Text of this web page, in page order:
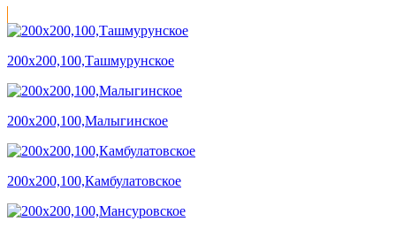
200х200,100,Ташмурунское
200х200,100,Малыгинское
200х200,100,Камбулатовское